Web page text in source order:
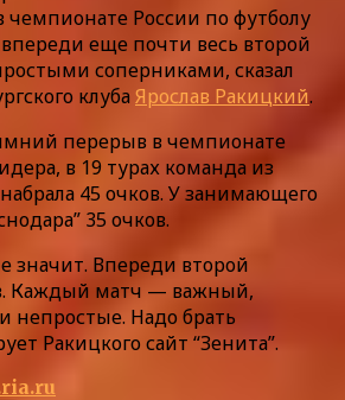
чемпионате России по футболу
еще почти весь второй
соперниками, сказал
клубаЯрослав Ракицкий.
перерыв в чемпионате
в 19 турах команда из
45 очков. У занимающего
35 очков.
значит. Впереди второй
Каждый матч — важный,
непростые. Надо брать
Ракицкого сайт “Зенита”.